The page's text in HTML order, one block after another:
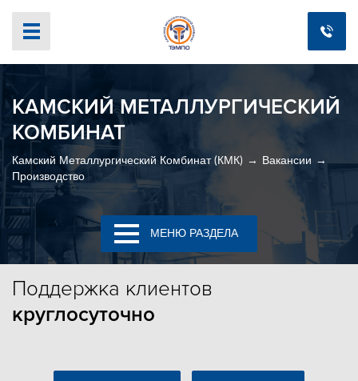
КАМСКИЙ МЕТАЛЛУРГИЧЕСКИЙ
КОМБИНАТ
Камский Металлургический Комбинат (КМК)
Вакансии
Производство
МЕНЮ РАЗДЕЛА
Поддержка клиентов
круглосуточно